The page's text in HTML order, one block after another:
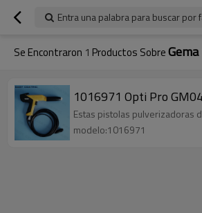
Entra una palabra para buscar por
Se Encontraron 1 Productos Sobre
1016971 Opti Pro
Estas pistolas pulverizadoras
modelo:1016971